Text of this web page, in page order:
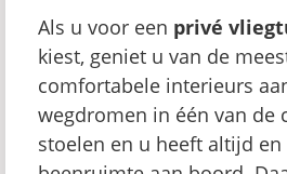
Als u voor een privé
kiest, geniet u van de
comfortabele interieurs
wegdromen in één van de
stoelen en u heeft altijd